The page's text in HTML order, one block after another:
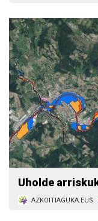
Uholde
AZKOITIAGUKA.EUS